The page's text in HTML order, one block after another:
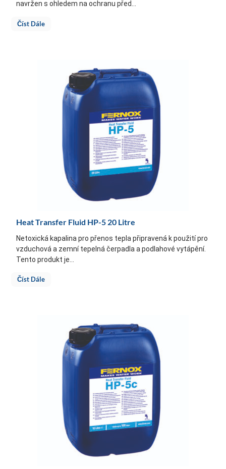
navržen s ohledem na ochranu před...
Číst Dále
Heat Transfer Fluid HP-5 20 Litre
Netoxická kapalina pro přenos tepla připravená k použití pro
vzduchová a zemní tepelná čerpadla a podlahové vytápění.
Tento produkt je...
Číst Dále